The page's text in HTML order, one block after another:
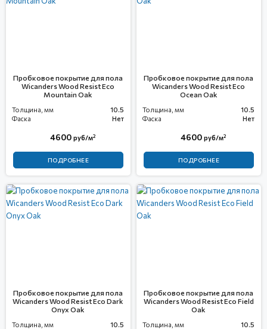
Пробковое покрытие для пола
Wicanders Wood Resist Eco
Mountain Oak
Толщина, мм
10.5
Фаска
Нет
4600 руб/м2
ПОДРОБНЕЕ
Пробковое покрытие для пола
Wicanders Wood Resist Eco
Ocean Oak
Толщина, мм
10.5
Фаска
Нет
4600 руб/м2
ПОДРОБНЕЕ
Пробковое покрытие для пола
Wicanders Wood Resist Eco Dark
Onyx Oak
Толщина, мм
10.5
Пробковое покрытие для пола
Wicanders Wood Resist Eco Field
Oak
Толщина, мм
10.5